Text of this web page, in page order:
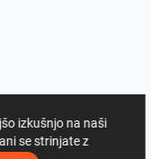
izkušnjo na naši
se strinjate z